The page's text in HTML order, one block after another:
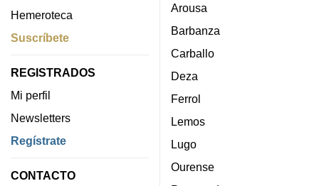
Hemeroteca
Suscríbete
REGISTRADOS
Mi perfil
Newsletters
Regístrate
CONTACTO
Arousa
Barbanza
Carballo
Deza
Ferrol
Lemos
Lugo
Ourense